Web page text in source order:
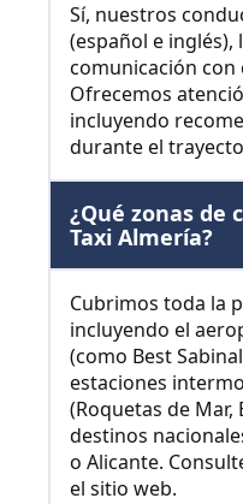
Sí, nuestros
(español e inglés),
comunicación con
Ofrecemos
incluyendo
durante el
¿Qué zonas de
Taxi Almería?
Cubrimos toda la
incluyendo el
(como Best
estaciones
(Roquetas de Mar,
destinos
o Alicante.
el sitio web.